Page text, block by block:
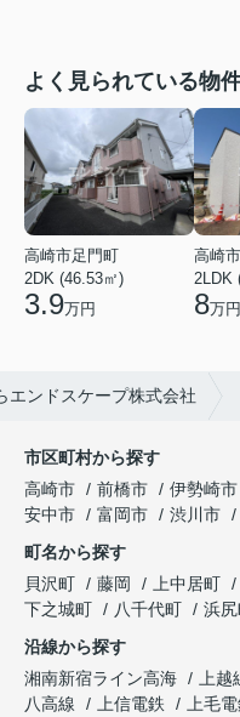
よく見られている物
高崎市足門町
2DK (46.53㎡)
3.9万円
高崎
2LDK
8万円
エンドスケープ株式会社
市区町村から探す
高崎市
前橋市 伊勢崎市
安中市
富岡市 渋川市
町名から探す
貝沢町
藤岡 上中居町
下之城町
八千代町 浜
沿線から探す
湘南新宿ライン高海
上越
八高線
上信電鉄 上毛